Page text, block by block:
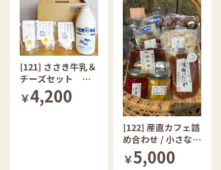
[121] ささき牛乳＆
チーズセット 福
島県産
￥4,200
[122] 産直カフェ詰
め合わせ / 小さな惣
菜屋さんの詰め合
わせ
￥5,000